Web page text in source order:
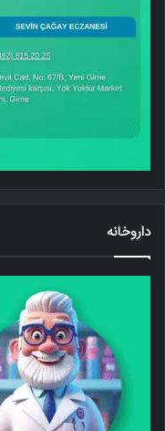
داروخانه